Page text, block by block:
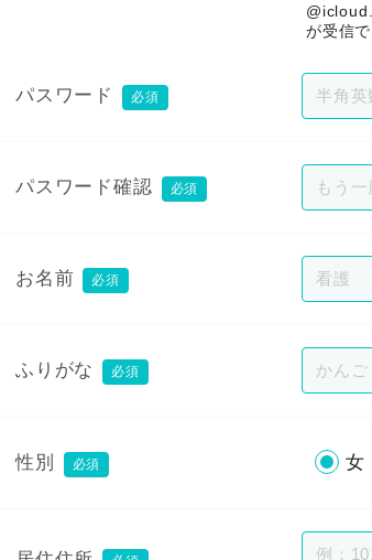
が受信
パスワード 必須
パスワード確認 必須
お名前 必須
ふりがな 必須
性別 必須 女